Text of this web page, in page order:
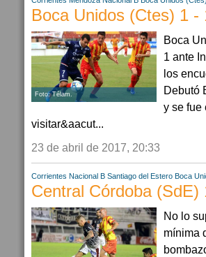
Boca Unidos (Ctes) 1
Foto: Télam.
Boca
1 ante
los
Debutó
y se fue
visitar&aacut...
23 de abril de 2017, 20:33
Corrientes Nacional B Santiago del Estero Boca
Central Córdoba
No lo
mínima